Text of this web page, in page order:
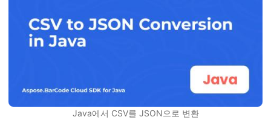
Java에서 CSV를 JSON으로 변환